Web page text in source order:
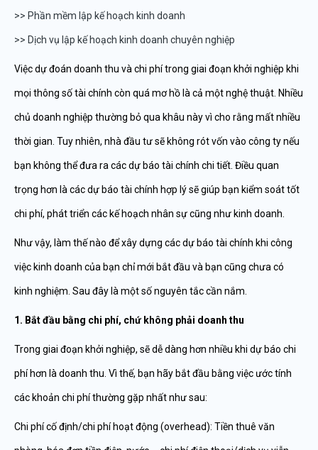
>> Phần mềm lập kế hoạch kinh doanh
>> Dịch vụ lập kế hoạch kinh doanh chuyên nghiệp
Việc dự đoán doanh thu và chi phí trong giai đoạn khởi nghiệp khi
mọi thông số tài chính còn quá mơ hồ là cả một nghệ thuật. Nhiều
chủ doanh nghiệp thường bỏ qua khâu này vì cho rằng mất nhiều
thời gian. Tuy nhiên, nhà đầu tư sẽ không rót vốn vào công ty nếu
bạn không thể đưa ra các dự báo tài chính chi tiết. Điều quan
trọng hơn là các dự báo tài chính hợp lý sẽ giúp bạn kiểm soát tốt
chi phí, phát triển các kế hoạch nhân sự cũng như kinh doanh.
Như vậy, làm thế nào để xây dựng các dự báo tài chính khi công
việc kinh doanh của bạn chỉ mới bắt đầu và bạn cũng chưa có
kinh nghiệm. Sau đây là một số nguyên tắc cần nắm.
1. Bắt đầu bằng chi phí, chứ không phải doanh thu
Trong giai đoạn khởi nghiệp, sẽ dễ dàng hơn nhiều khi dự báo chi
phí hơn là doanh thu. Vì thế, bạn hãy bắt đầu bằng việc ước tính
các khoản chi phí thường gặp nhất như sau:
Chi phí cố định/chi phí hoạt động (overhead): Tiền thuê văn